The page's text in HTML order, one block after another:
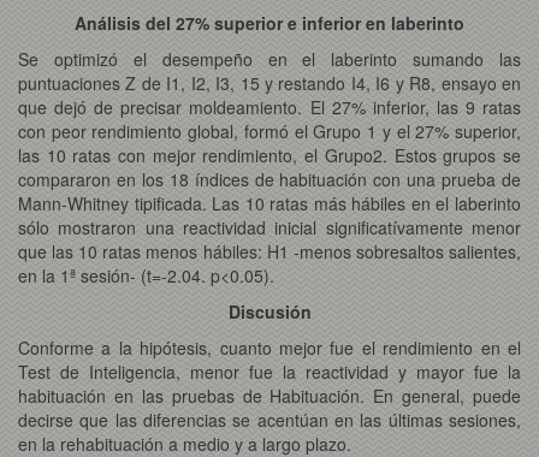
Análisis del 27% superior e inferior en laberinto
Se optimizó el desempeño en el laberinto sumando las
puntuaciones Z de I1, I2, I3, 15 y restando I4, I6 y R8, ensayo en
que dejó de precisar moldeamiento. El 27% inferior, las 9 ratas
con peor rendimiento global, formó el Grupo 1 y el 27% superior,
las 10 ratas con mejor rendimiento, el Grupo2. Estos grupos se
compararon en los 18 índices de habituación con una prueba de
Mann-Whitney tipificada. Las 10 ratas más hábiles en el laberinto
sólo mostraron una reactividad inicial significatívamente menor
que las 10 ratas menos hábiles: H1 -menos sobresaltos salientes,
en la 1ª sesión- (t=-2.04. p<0.05).
Discusión
Conforme a la hipótesis, cuanto mejor fue el rendimiento en el
Test de Inteligencia, menor fue la reactividad y mayor fue la
habituación en las pruebas de Habituación. En general, puede
decirse que las diferencias se acentúan en las últimas sesiones,
en la rehabituación a medio y a largo plazo.